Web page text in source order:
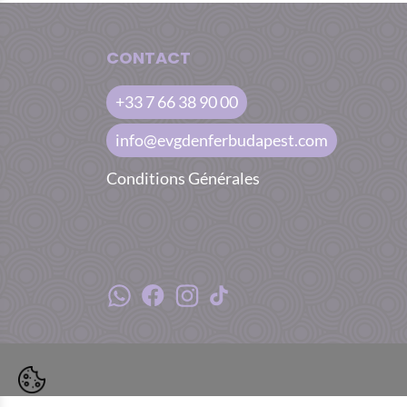
CONTACT
+33 7 66 38 90 00
info@evgdenferbudapest.com
Conditions Générales